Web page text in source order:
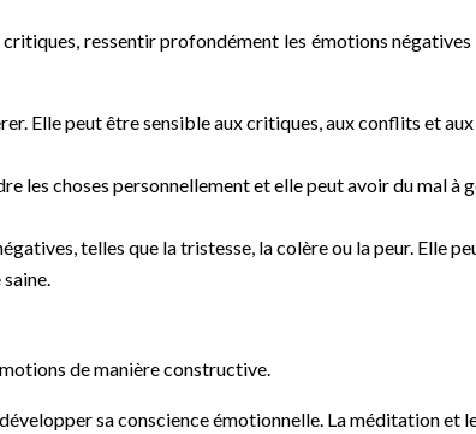
ressentir profondément les émotions
Elle peut être sensible aux critiques, aux conflits et
les choses personnellement et elle peut avoir du mal à
telles que la tristesse, la colère ou la peur. Elle
de manière constructive.
sa conscience émotionnelle. La méditation et